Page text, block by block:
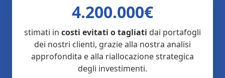
4.200.000€
stimati in costi evitati o tagliati dai portafogli
dei nostri clienti, grazie alla nostra analisi
approfondita e alla riallocazione strategica
degli investimenti.